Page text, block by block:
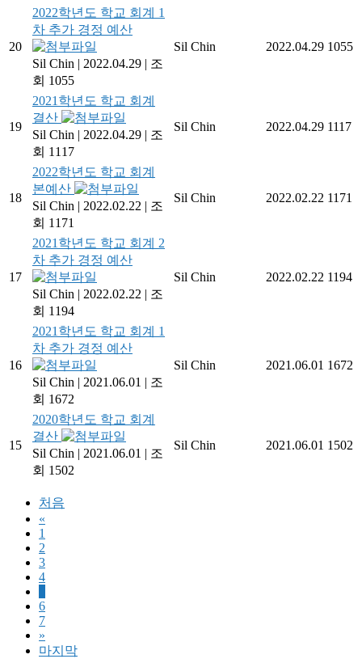
20
2022학년도 학교 회계 1
차 추가 경정 예산
Sil Chin | 2022.04.29 | 조
회 1055
Sil Chin 2022.04.29 1055
19
2021학년도 학교 회계
결산
Sil Chin | 2022.04.29 | 조
회 1117
Sil Chin 2022.04.29 1117
18
2022학년도 학교 회계
본예산
Sil Chin | 2022.02.22 | 조
회 1171
Sil Chin 2022.02.22 1171
17
2021학년도 학교 회계 2
차 추가 경정 예산
Sil Chin | 2022.02.22 | 조
회 1194
Sil Chin 2022.02.22 1194
16
2021학년도 학교 회계 1
차 추가 경정 예산
Sil Chin | 2021.06.01 | 조
회 1672
Sil Chin 2021.06.01 1672
15
2020학년도 학교 회계
결산
Sil Chin | 2021.06.01 | 조
회 1502
Sil Chin 2021.06.01 1502
처음
«
1
2
3
4
6
7
»
마지막